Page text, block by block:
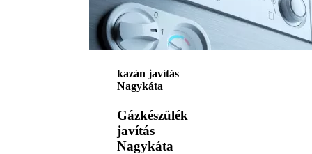
kazán javítás
Nagykáta
Gázkészülék
javítás
Nagykáta